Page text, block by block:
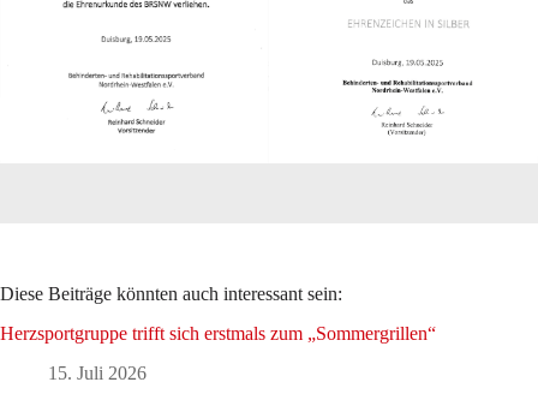
Diese Beiträge könnten auch interessant sein:
Herzsportgruppe trifft sich erstmals zum „Sommergrillen“
15. Juli 2026